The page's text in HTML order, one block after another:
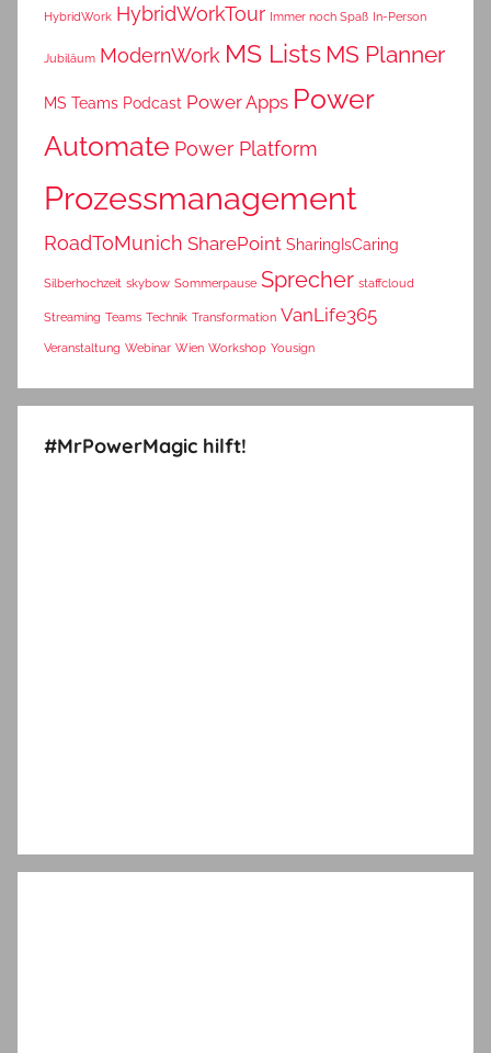
HybridWork HybridWorkTour Immer noch Spaß In-Person
Jubiläum ModernWork MS Lists MS Planner
MS Teams Podcast Power Apps Power
Automate Power Platform
Prozessmanagement
RoadToMunich SharePoint SharingIsCaring
Silberhochzeit skybow Sommerpause Sprecher staffcloud
Streaming Teams Technik Transformation VanLife365
Veranstaltung Webinar Wien Workshop Yousign
#MrPowerMagic hilft!